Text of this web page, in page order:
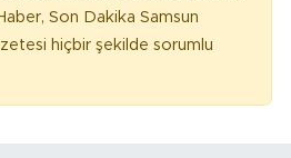
Son Dakika Samsun
hiçbir şekilde sorumlu